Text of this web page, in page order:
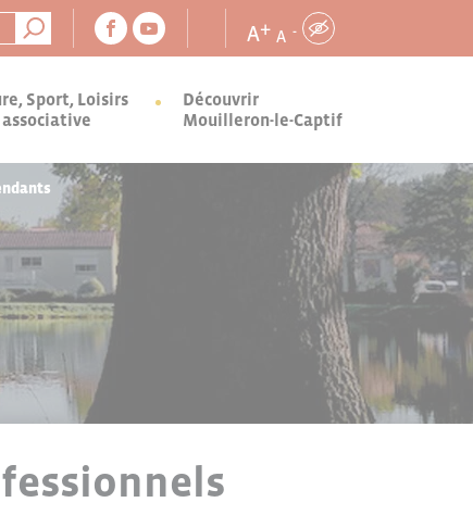
A+ A -
Sport, Loisirs
associative
Découvrir
Mouilleron-le-Captif